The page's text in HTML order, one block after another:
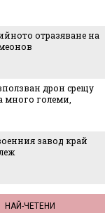
отразяване на
дрон срещу
много големи,
завод край
НАЙ-ЧЕТЕНИ